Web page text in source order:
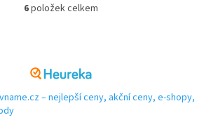
O
a
c
í
6položek celkem